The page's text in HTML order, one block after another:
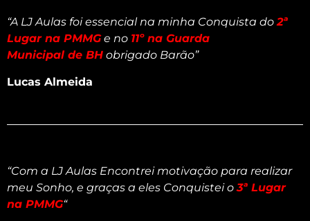
“A LJ Aulas foi essencial na minha Conquista do2ª
Lugar na PMMGe no 11º na Guarda
Municipal de BH obrigado Barão”
Lucas Almeida
“Com a LJ Aulas Encontrei motivação para realizar
meu Sonho, e graças a eles Conquistei o3ª Lugar
na PMMG“